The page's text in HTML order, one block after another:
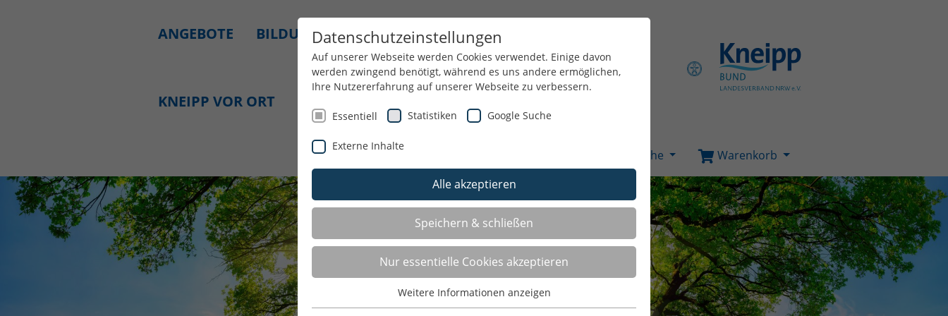
ANGEBOTE BILDUNGSANGEBOTE IM DETAIL
KNEIPP VOR ORT
Suche Warenkorb
Datenschutzeinstellungen
Auf unserer Webseite werden Cookies verwendet. Einige davon
werden zwingend benötigt, während es uns andere ermöglichen,
Ihre Nutzererfahrung auf unserer Webseite zu verbessern.
Essentiell Statistiken Google Suche
Externe Inhalte
Alle akzeptieren
Speichern & schließen
Nur essentielle Cookies akzeptieren
Weitere Informationen anzeigen